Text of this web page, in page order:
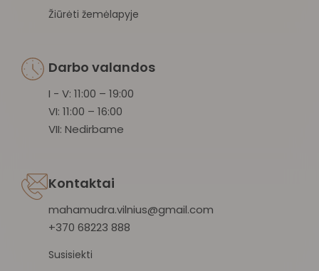
Žiūrėti žemėlapyje
Darbo valandos
I - V: 11:00 – 19:00
VI: 11:00 – 16:00
VII: Nedirbame
Kontaktai
mahamudra.vilnius@gmail.com
+370 68223 888
Susisiekti